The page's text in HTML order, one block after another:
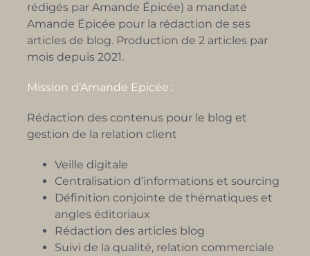
rédigés par Amande Épicée) a mandaté
Amande Épicée pour la rédaction de ses
articles de blog. Production de 2 articles par
mois depuis 2021.
Mission d’Amande Epicée :
Rédaction des contenus pour le blog et
gestion de la relation client
Veille digitale
Centralisation d’informations et sourcing
Définition conjointe de thématiques et
angles éditoriaux
Rédaction des articles blog
Suivi de la qualité, relation commerciale